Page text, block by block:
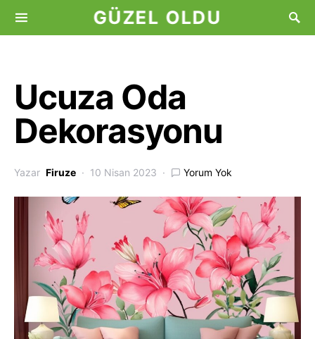
GÜZEL OLDU
Ucuza Oda
Dekorasyonu
Yazar Firuze 10 Nisan 2023 Yorum Yok